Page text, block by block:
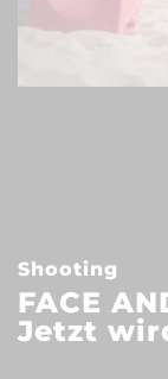
Shooting
FACE
Jetzt